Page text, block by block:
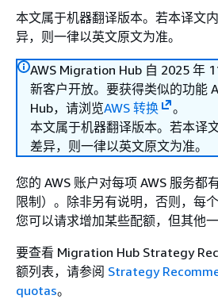
本文属于机器翻译版本。若本译文
异，则一律以英文原文为准。
AWS Migration Hub 自 2025 年
新客户开放。要获得类似的功能
Hub，请浏览AWS 转换
。
本文属于机器翻译版本。若本译
差异，则一律以英文原文为准。
您的 AWS 账户对每项 AWS 服务都
限制）。除非另有说明，否则，每
您可以请求增加某些配额，但其他
要查看 Migration Hub Strategy
额列表，请参阅 Strategy
quotas。